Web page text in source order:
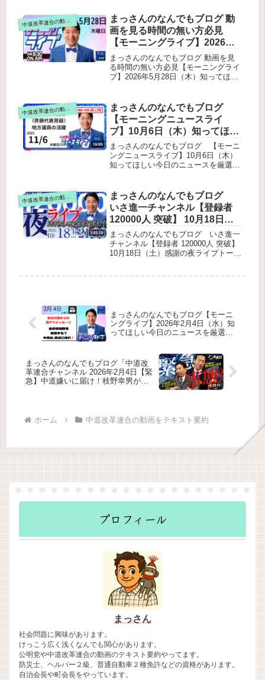
の危機・民主主義の危機配信の締め
解説 / 政治ニュース / 生配信 /
中道動画 】をテキスト要約
チェック【 10分解説 / 政治ニュース /
生配信 / 中道動画 】をテキスト要約
配信が短縮された理由視聴者への感謝
全国行脚のスケジュール報告1月30日
（埼玉）その後の予定最後のメッセー
ジ
中道改革連合の動画をテキスト要約
まっさんのなんでもブログ 動
画を見る時間の無い方必見
【モーニングライブ】2026年5
月28日（木）知ってほしい今
日のニュースを厳選！いさ進
一が生解説する新聞情報【 15
/ 中道動画 】をテキスト要約
まっさんのなんでもブログ 動画を見
る時間の無い方必見【モーニングライ
ブ】2026年5月28日（木）知ってほし
治ニュース / 生配信 / 中道動画 】をテ
キスト要約冒頭の雑談・配信トラブル
坂口元厚労相への「闇献金」報道の誤
りを訂正事実関係（いさ氏が説明した
内容）国家情報会議法の成立について
（公明党・中道は賛成）法律のポイン
トいさ氏が強調した点（誤解防止）給
付付き税額控除（給付控除）案への懸
懸念点まとめ・次回予告
中道改革連合の動画をテキスト要約
まっさんのなんでもブログ
【モーニングニュースライ
ブ】10月6日（木）知ってほし
い今日のニュースを厳選！い
さ進一が生解説する新聞情報
・ ニュースチェック【 10分解
テキスト要約
まっさんのなんでもブログ 【モーニ
ングニュースライブ】10月6日（木）
知ってほしい今日のニュースを厳選！
ュース / 生配信 】をテキスト要約公
明党の立場と基本姿勢総理の政治姿勢
への問い物価高騰・減税・生活支援エ
ッセンシャルワーカーの待遇改善核兵
器政策と条約参加外交・安全保障日米
関係防衛装備移転財源改革：ソブリ
ン・ウェルス・ファンド提案政治改
革・定数削減地方議員の活躍と現場対
中道改革連合の動画をテキスト要約
まっさんのなんでもブログ
いさ進一チャンネル【登録者
120000人 突破】 10月18日
（土）感謝の夜ライブトーク
NGなしで質問返しします！ フ
ァンもアンチも大歓迎！【特
まっさんのなんでもブログ いさ進一
チャンネル【登録者 120000人 突破】
10月18日（土）感謝の夜ライブトーク
想・同州制・維新批判議員定数削減と
選挙制度改革医療・介護・整備士の課
題選択的夫婦別姓への賛成外交とトラ
ンプ来日への懸念コメ助人形とファン
びかけ
まっさんのなんでもブログ【モーニ
ングライブ】2026年2月4日（水）知
ってほしい今日のニュースを厳選！
ュース / 生配信 / 中道動画 】をテキ
スト要約
まっさんのなんでもブログ「中道改
革連合チャンネル 2026年2月4日【緊
急】中道嫌いに届け！枝野幸男が緊
ホーム 中道改革連合の動画をテキスト要約
プロフィール
まっさん
社会問題に興味があります。
けっこう広く浅くなんでも関心があります。
公明党や中道改革連合の動画のテキスト要約やってます。
防災士、ヘルパー２級、普通自動車２種免許などの資格があります。
自治会長や町会長をやっています。